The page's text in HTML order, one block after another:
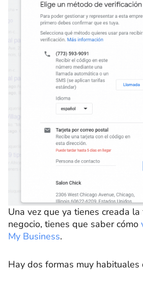
Una vez que ya tienes creada
negocio, tienes que saber cómo
My Business.
Hay dos formas muy habituales